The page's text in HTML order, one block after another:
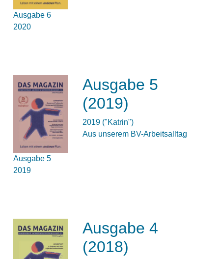
Ausgabe 6
2020
Ausgabe 5
2019
Ausgabe 5
(2019)
2019 ("Katrin")
Aus unserem BV-Arbeitsalltag
Ausgabe 4
(2018)